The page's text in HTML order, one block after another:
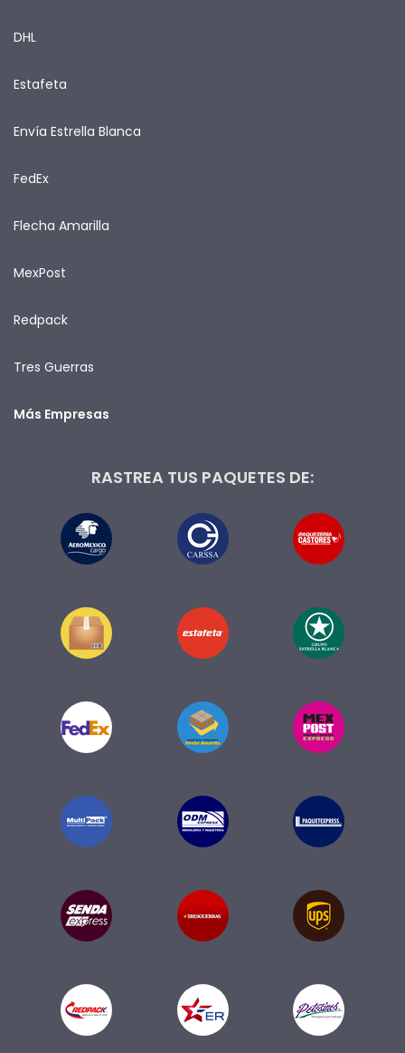
DHL
Estafeta
Envía Estrella Blanca
FedEx
Flecha Amarilla
MexPost
Redpack
Tres Guerras
Más Empresas
RASTREA TUS PAQUETES DE: